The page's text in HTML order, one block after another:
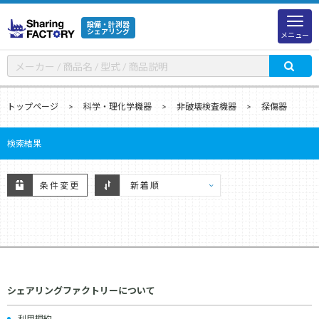
設備・計測器
シェアリング
メニュー
トップページ 科学・理化学機器 非破壊検査機器 探傷器
検索結果
条件変更
シェアリングファクトリーについて